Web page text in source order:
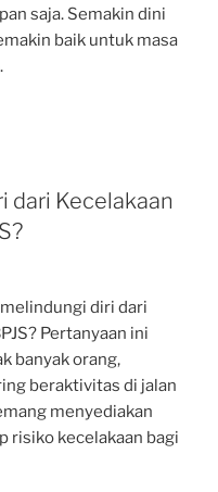
saja. Semakin dini
baik untuk masa
dari Kecelakaan
diri dari
Pertanyaan ini
banyak orang,
beraktivitas di jalan
menyediakan
risiko kecelakaan bagi